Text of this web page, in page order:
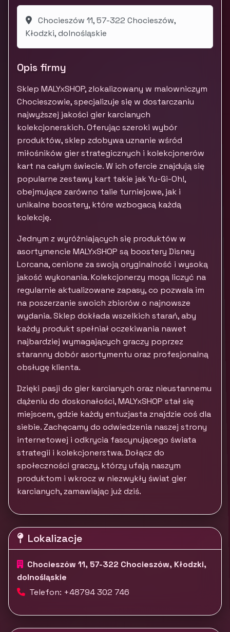
Chocieszów 11, 57-322 Chocieszów,
Kłodzki, dolnośląskie
Opis firmy
Sklep MALYxSHOP, zlokalizowany w malowniczym
Chocieszowie, specjalizuje się w dostarczaniu
najwyższej jakości gier karcianych
kolekcjonerskich. Oferując szeroki wybór
produktów, sklep zdobywa uznanie wśród
miłośników gier strategicznych i kolekcjonerów
kart na całym świecie. W ich ofercie znajdują się
popularne zestawy kart takie jak Yu-Gi-Oh!,
obejmujące zarówno talie turniejowe, jak i
unikalne boostery, które wzbogacą każdą
kolekcję.
Jednym z wyróżniających się produktów w
asortymencie MALYxSHOP są boostery Disney
Lorcana, cenione za swoją oryginalność i wysoką
jakość wykonania. Kolekcjonerzy mogą liczyć na
regularnie aktualizowane zapasy, co pozwala im
na poszerzanie swoich zbiorów o najnowsze
wydania. Sklep dokłada wszelkich starań, aby
każdy produkt spełniał oczekiwania nawet
najbardziej wymagających graczy poprzez
staranny dobór asortymentu oraz profesjonalną
obsługę klienta.
Dzięki pasji do gier karcianych oraz nieustannemu
dążeniu do doskonałości, MALYxSHOP stał się
miejscem, gdzie każdy entuzjasta znajdzie coś dla
siebie. Zachęcamy do odwiedzenia naszej strony
internetowej i odkrycia fascynującego świata
strategii i kolekcjonerstwa. Dołącz do
społeczności graczy, którzy ufają naszym
produktom i wkrocz w niezwykły świat gier
karcianych, zamawiając już dziś.
Lokalizacje
Chocieszów 11, 57-322 Chocieszów, Kłodzki,
dolnośląskie
Telefon: +48794 302 746